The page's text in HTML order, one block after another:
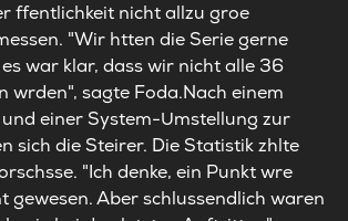
ffentlichkeit nicht allzu groe
"Wir htten die Serie gerne
war klar, dass wir nicht alle 36
wrden", sagte Foda.Nach einem
einer System-Umstellung zur
sich die Steirer. Die Statistik zhlte
"Ich denke, ein Punkt wre
gewesen. Aber schlussendlich waren